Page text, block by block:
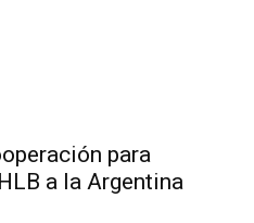
para
a la Argentina